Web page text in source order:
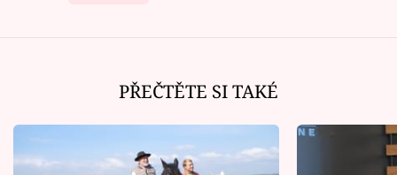
PŘEČTĚTE SI TAKÉ